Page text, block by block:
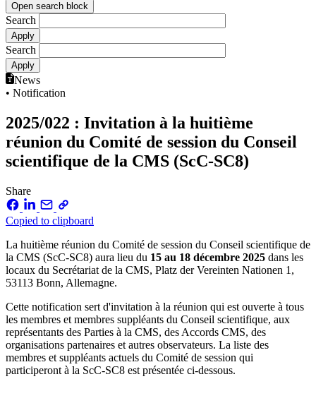
Open search block
Search
Search
News
• Notification
2025/022 : Invitation à la huitième
réunion du Comité de session du Conseil
scientifique de la CMS (ScC-SC8)
Share
Copied to clipboard
La huitième réunion du Comité de session du Conseil scientifique de
la CMS (ScC-SC8) aura lieu du 15 au 18 décembre 2025 dans les
locaux du Secrétariat de la CMS, Platz der Vereinten Nationen 1,
53113 Bonn, Allemagne.
Cette notification sert d'invitation à la réunion qui est ouverte à tous
les membres et membres suppléants du Conseil scientifique, aux
représentants des Parties à la CMS, des Accords CMS, des
organisations partenaires et autres observateurs. La liste des
membres et suppléants actuels du Comité de session qui
participeront à la ScC-SC8 est présentée ci-dessous.